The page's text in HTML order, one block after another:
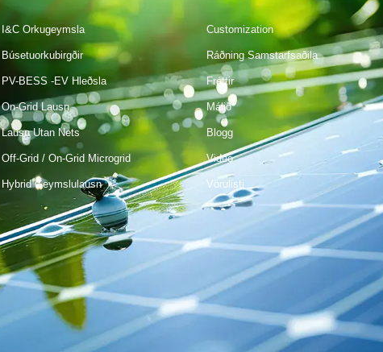
I&C Orkugeymsla
Búsetuorkubirgðir
PV-BESS -EV Hleðsla
On-Grid Lausn
Lausn Utan Nets
Off-Grid / On-Grid Microgrid
Hybrid Geymslulausn
Customization
Ráðning Samstarfsaðila
Fréttir
Málið
Blogg
Video
Vörulisti